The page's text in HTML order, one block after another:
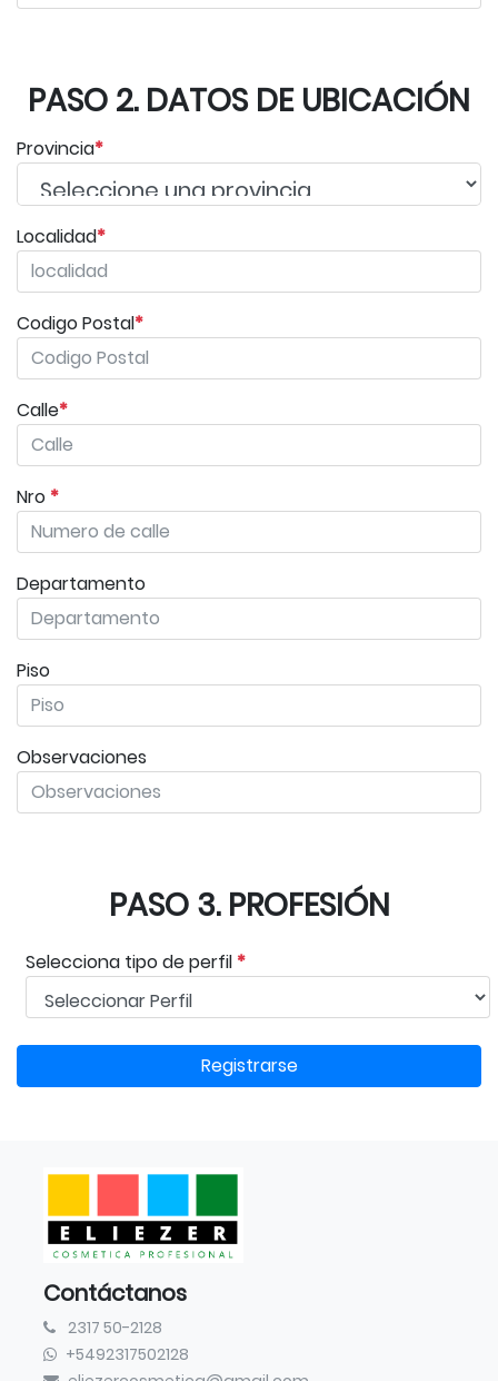
PASO 2. DATOS DE UBICACIÓN
Provincia*
Localidad*
Codigo Postal*
Calle*
Nro *
Departamento
Piso
Observaciones
PASO 3. PROFESIÓN
Selecciona tipo de perfil *
Registrarse
Contáctanos
2317 50-2128
+5492317502128